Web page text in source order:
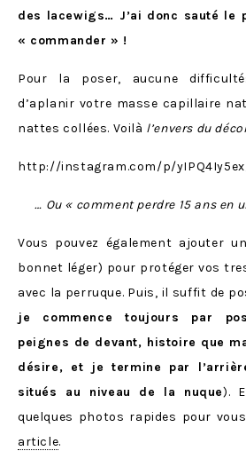
des lacewigs… J’ai donc sauté le
« commander » !
Pour la poser, aucune
d’aplanir votre masse capillaire
nattes collées. Voilà l’envers du
http://instagram.com/p/
… Ou « comment perdre 15 ans en
Vous pouvez également ajouter
bonnet léger) pour protéger vos
avec la perruque. Puis, il suffit de
je commence toujours par
peignes de devant, histoire que
désire, et je termine par
situés au niveau de la nuque).
quelques photos rapides pour
article.